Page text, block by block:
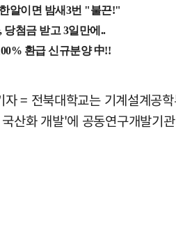
= 전북대학교는 기계설계공
산화 개발'에 공동연구개발기